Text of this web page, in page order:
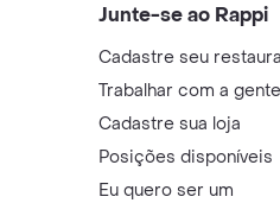
Junte-se ao Rappi
Cadastre seu
Trabalhar com a gente
Cadastre sua loja
Posições disponíveis
Eu quero ser um